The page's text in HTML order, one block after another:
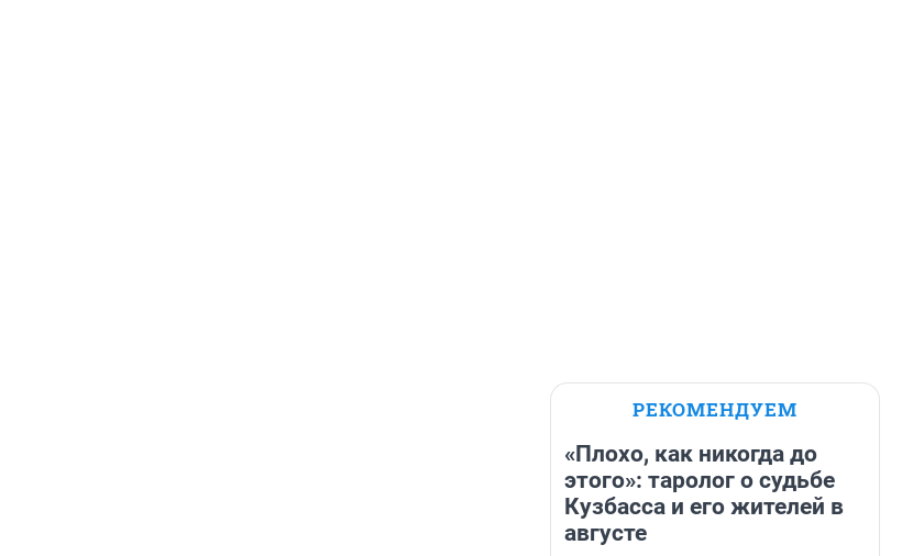
РЕКОМЕНДУЕМ
«Плохо, как никогда до
этого»: таролог о судьбе
Кузбасса и его жителей в
августе